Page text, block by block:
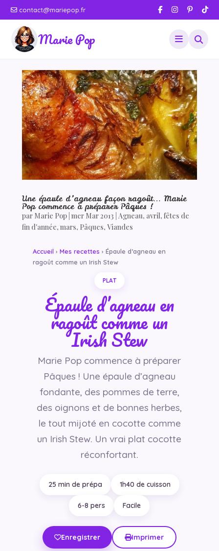
contact@mariepop.fr
Marie Pop
Une épaule d’agneau façon ragoût… Marie
Pop commence à préparer Pâques !
par Marie Pop| mer Mar 2013 Agneau, avril, fêtes de
fin d'année, mars, Pâques, Viandes
Accueil › Mes recettes › Épaule d’agneau en
ragoût comme un Irish Stew
PLAT
Épaule d’agneau en
ragoût comme un
Irish Stew
Marie Pop commence à préparer
Pâques ! Une épaule d’agneau
fondante, des pommes de terre,
des oignons et de bonnes herbes,
le tout mijoté en cocotte comme
un Irish Stew. Un vrai plat cocotte
réconfortant.
25 min de prépa 1h40 de cuisson
6-8 pers Facile
Enregistrer Imprimer